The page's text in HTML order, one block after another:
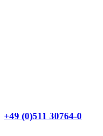
+49 (0)511 30764-0